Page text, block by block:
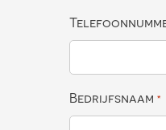
Bedrijfsnaam *